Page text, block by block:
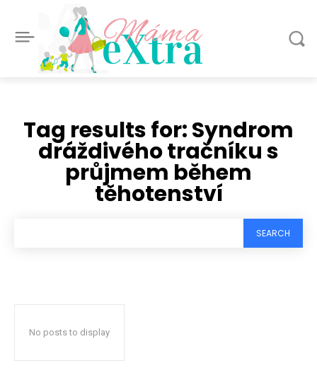
eXtra
Máma
Tag results for:Syndrom
dráždivého tračníku s
průjmem během
těhotenství
SEARCH
No posts to display